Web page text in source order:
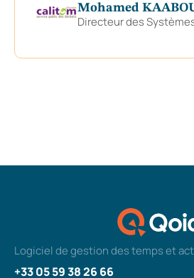
Mohamed
Directeur des
Logiciel de gestion des temps et
+33 05 59 38 26 66